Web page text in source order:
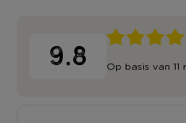
9.8 Op basis van 11